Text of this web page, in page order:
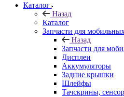
Каталог
Назад
Каталог
Запчасти для
Назад
Запчасти для
Дисплеи
Аккумуляторы
Задние крышки
Шлейфы
Тачскрины,